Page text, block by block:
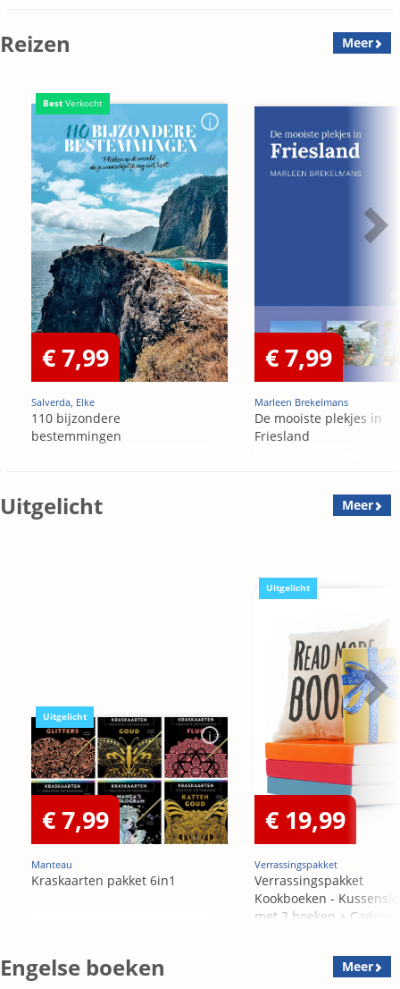
Reizen Meer
Best Verkocht
€ 7,99
Salverda, Elke
110 bijzondere
bestemmingen
€ 7,99
Marleen Brekelmans
De mooiste plekjes in
Friesland
Uitgelicht Meer
Uitgelicht
€ 7,99
Manteau
Kraskaarten pakket 6in1
Uitgelicht
€ 19,99
Verrassingspakket
Verrassingspakket
Kookboeken -
met 3 boeken + Cadeau
Engelse boeken Meer